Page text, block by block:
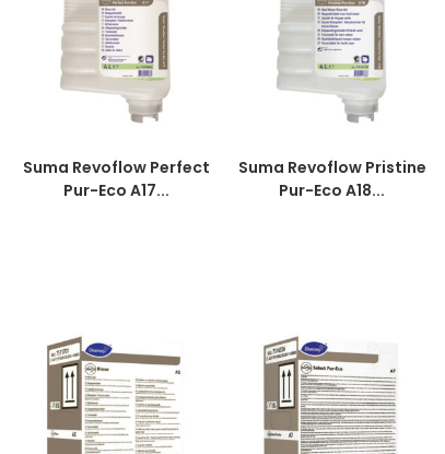
Suma Revoflow Perfect
Pur-Eco A17...
Suma Revoflow Pristine
Pur-Eco A18...